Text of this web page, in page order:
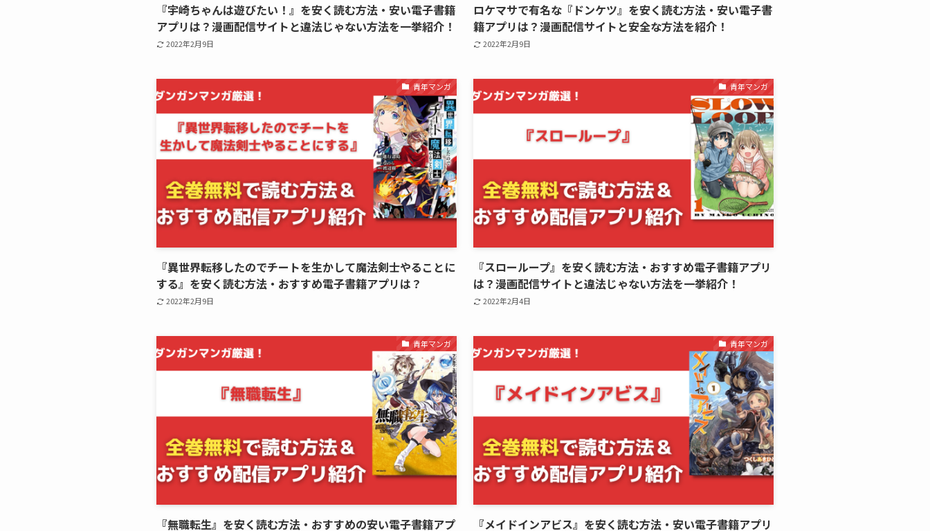
『宇崎ちゃんは遊びたい！』を安く読む方法・安い電子書籍
アプリは？漫画配信サイトと違法じゃない方法を一挙紹介！
2022年2月9日
ロケマサで有名な『ドンケツ』を安く読む方法・安い電子書
籍アプリは？漫画配信サイトと安全な方法を紹介！
2022年2月9日
青年マンガ
『異世界転移したのでチートを生かして魔法剣士やることに
する』を安く読む方法・おすすめ電子書籍アプリは？
2022年2月9日
青年マンガ
『スローループ』を安く読む方法・おすすめ電子書籍アプリ
は？漫画配信サイトと違法じゃない方法を一挙紹介！
2022年2月4日
青年マンガ
『無職転生』を安く読む方法・おすすめの安い電子書籍アプ
青年マンガ
『メイドインアビス』を安く読む方法・安い電子書籍アプリ